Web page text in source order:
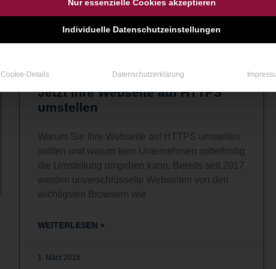
Jetzt Ihre Webseite auf HTTPS
umstellen
Warum Sie Ihre Webseite auf HTTPS umstellen
sollten und warum kein Unternehmen mittelfristig
die Umstellung umgehen kann. Bereits seit 2017
werden unverschlüsselte Webseiten von den
wichtigsten Browsern wie
WEITERLESEN »
1. März 2018
Nur essenzielle Cookies akzeptieren
Individuelle Datenschutzeinstellungen
Cookie-Details Datenschutzerklärung